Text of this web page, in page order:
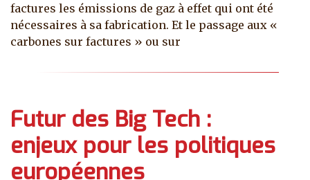
factures les émissions de gaz à effet qui ont été
nécessaires à sa fabrication. Et le passage aux «
carbones sur factures » ou sur
Futur des Big Tech :
enjeux pour les politiques
européennes